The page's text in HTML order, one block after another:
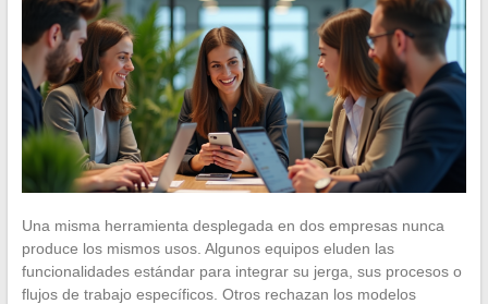
Una misma herramienta desplegada en dos empresas nunca
produce los mismos usos. Algunos equipos eluden las
funcionalidades estándar para integrar su jerga, sus procesos o
flujos de trabajo específicos. Otros rechazan los modelos